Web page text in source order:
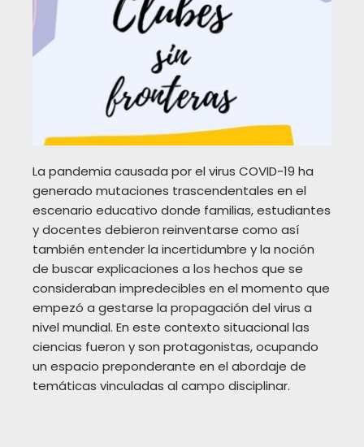
La pandemia causada por el virus COVID-19 ha
generado mutaciones trascendentales en el
escenario educativo donde familias, estudiantes
y docentes debieron reinventarse como así
también entender la incertidumbre y la noción
de buscar explicaciones a los hechos que se
consideraban impredecibles en el momento que
empezó a gestarse la propagación del virus a
nivel mundial. En este contexto situacional las
ciencias fueron y son protagonistas, ocupando
un espacio preponderante en el abordaje de
temáticas vinculadas al campo disciplinar.